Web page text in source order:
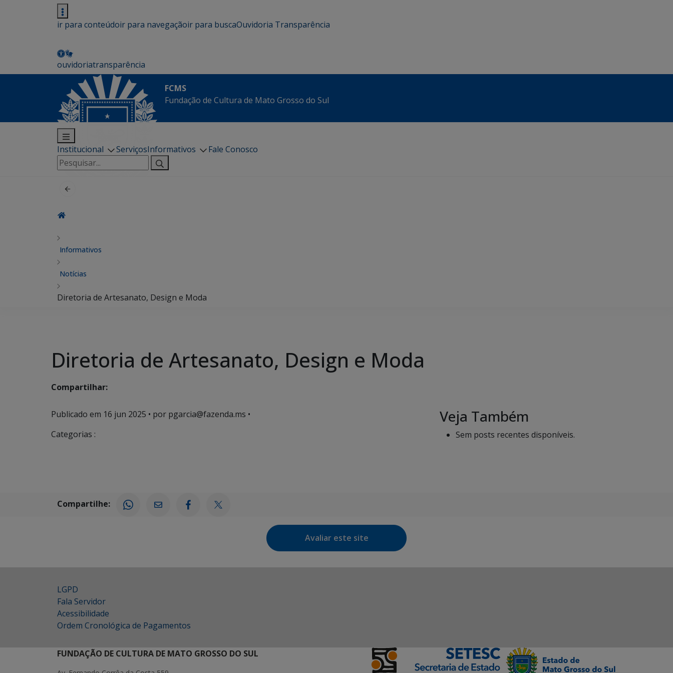
ir para conteúdoir para navegaçãoir para buscaOuvidoria Transparência
ouvidoriatransparência
FCMS
Fundação de Cultura de Mato Grosso do Sul
Institucional ServiçosInformativos
Fale Conosco
Pesquisar
por:
Informativos
Notícias
Diretoria de Artesanato, Design e Moda
Diretoria de Artesanato, Design e Moda
Compartilhar:
Publicado em 16 jun 2025 • por pgarcia@fazenda.ms •
Categorias :
Veja Também
Sem posts recentes disponíveis.
Compartilhe:
Avaliar este site
LGPD
Fala Servidor
Acessibilidade
Ordem Cronológica de Pagamentos
FUNDAÇÃO DE CULTURA DE MATO GROSSO DO SUL